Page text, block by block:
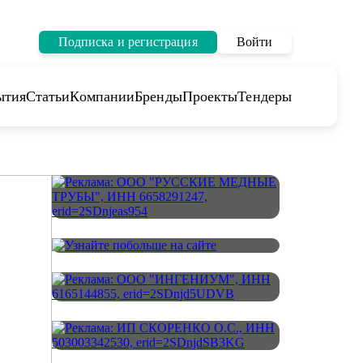
Подписка и регистрация Войти
СтатьиКомпанииБрендыПроектыТендеры